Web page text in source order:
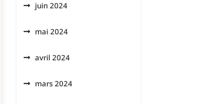
juin 2024
mai 2024
avril 2024
mars 2024